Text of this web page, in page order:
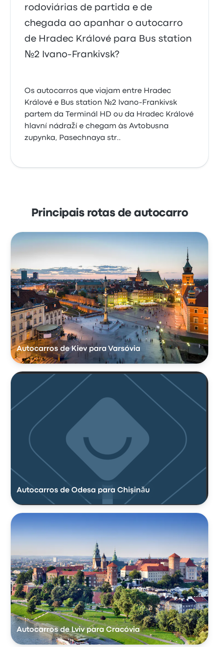
rodoviárias de partida e de
chegada ao apanhar o autocarro
de Hradec Králové para Bus station
№2 Ivano-Frankivsk?
Os autocarros que viajam entre Hradec
Králové e Bus station №2 Ivano-Frankivsk
partem da Terminál HD ou da Hradec Králové
hlavní nádraží e chegam às Avtobusna
zupynka, Pasechnaya str..
Principais rotas de autocarro
Autocarros de Kiev para Varsóvia
Autocarros de Odesa para Chişinău
Autocarros de Lviv para Cracóvia